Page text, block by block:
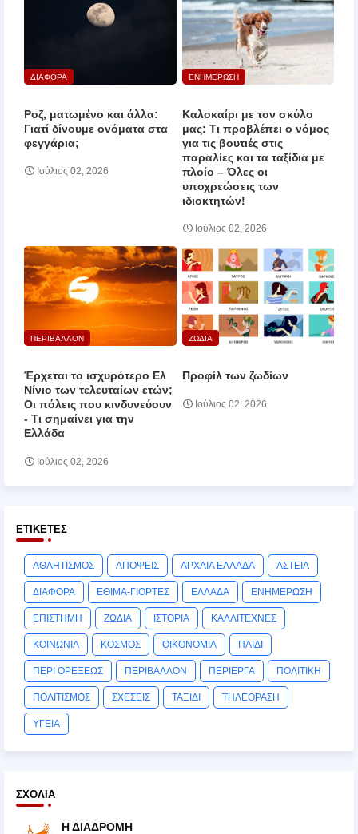
ΔΙΑΦΟΡΑ
Ροζ, ματωμένο και άλλα:
Γιατί δίνουμε ονόματα στα
φεγγάρια;
Ιούλιος 02, 2026
ΕΝΗΜΕΡΩΣΗ
Καλοκαίρι με τον σκύλο
μας: Τι προβλέπει ο νόμος
για τις βουτιές στις
παραλίες και τα ταξίδια με
πλοίο – Όλες οι
υποχρεώσεις των
ιδιοκτητών!
Ιούλιος 02, 2026
ΠΕΡΙΒΑΛΛΟΝ
Έρχεται το ισχυρότερο Ελ
Νίνιο των τελευταίων ετών;
Οι πόλεις που κινδυνεύουν
‑ Τι σημαίνει για την
Ελλάδα
Ιούλιος 02, 2026
ΖΩΔΙΑ
Προφίλ των ζωδίων
Ιούλιος 02, 2026
ΕΤΙΚΈΤΕΣ
ΑΘΛΗΤΙΣΜΟΣ ΑΠΟΨΕΙΣ ΑΡΧΑΙΑ ΕΛΛΑΔΑ ΑΣΤΕΙΑ
ΔΙΑΦΟΡΑ ΕΘΙΜΑ-ΓΙΟΡΤΕΣ ΕΛΛΑΔΑ ΕΝΗΜΕΡΩΣΗ
ΕΠΙΣΤΗΜΗ ΖΩΔΙΑ ΙΣΤΟΡΙΑ ΚΑΛΛΙΤΕΧΝΕΣ
ΚΟΙΝΩΝΙΑ ΚΟΣΜΟΣ ΟΙΚΟΝΟΜΙΑ ΠΑΙΔΙ
ΠΕΡΙ ΟΡΕΞΕΩΣ ΠΕΡΙΒΑΛΛΟΝ ΠΕΡΙΕΡΓΑ ΠΟΛΙΤΙΚΗ
ΠΟΛΙΤΙΣΜΟΣ ΣΧΕΣΕΙΣ ΤΑΞΙΔΙ ΤΗΛΕΟΡΑΣΗ
ΥΓΕΙΑ
ΣΧΌΛΙΑ
Η ΔΙΑΔΡΟΜΗ